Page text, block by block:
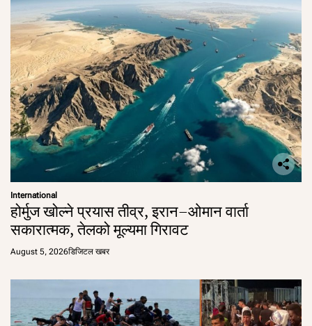
International
होर्मुज खोल्ने प्रयास तीव्र, इरान–ओमान वार्ता
सकारात्मक, तेलको मूल्यमा गिरावट
August 5, 2026डिजिटल खबर